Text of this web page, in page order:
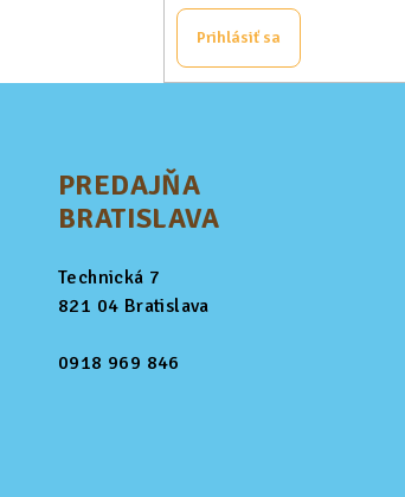
Prihlásiť sa
PREDAJŇA
BRATISLAVA
Technická 7
821 04 Bratislava
0918 969 846